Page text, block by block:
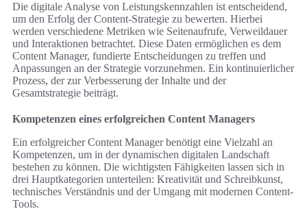
Die digitale Analyse von Leistungskennzahlen ist entscheidend,
um den Erfolg der Content-Strategie zu bewerten. Hierbei
werden verschiedene Metriken wie Seitenaufrufe, Verweildauer
und Interaktionen betrachtet. Diese Daten ermöglichen es dem
Content Manager, fundierte Entscheidungen zu treffen und
Anpassungen an der Strategie vorzunehmen. Ein kontinuierlicher
Prozess, der zur Verbesserung der Inhalte und der
Gesamtstrategie beiträgt.
Kompetenzen eines erfolgreichen Content Managers
Ein erfolgreicher Content Manager benötigt eine Vielzahl an
Kompetenzen, um in der dynamischen digitalen Landschaft
bestehen zu können. Die wichtigsten Fähigkeiten lassen sich in
drei Hauptkategorien unterteilen: Kreativität und Schreibkunst,
technisches Verständnis und der Umgang mit modernen Content-
Tools.